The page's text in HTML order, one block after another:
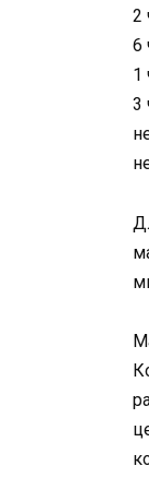
2
6
1
3